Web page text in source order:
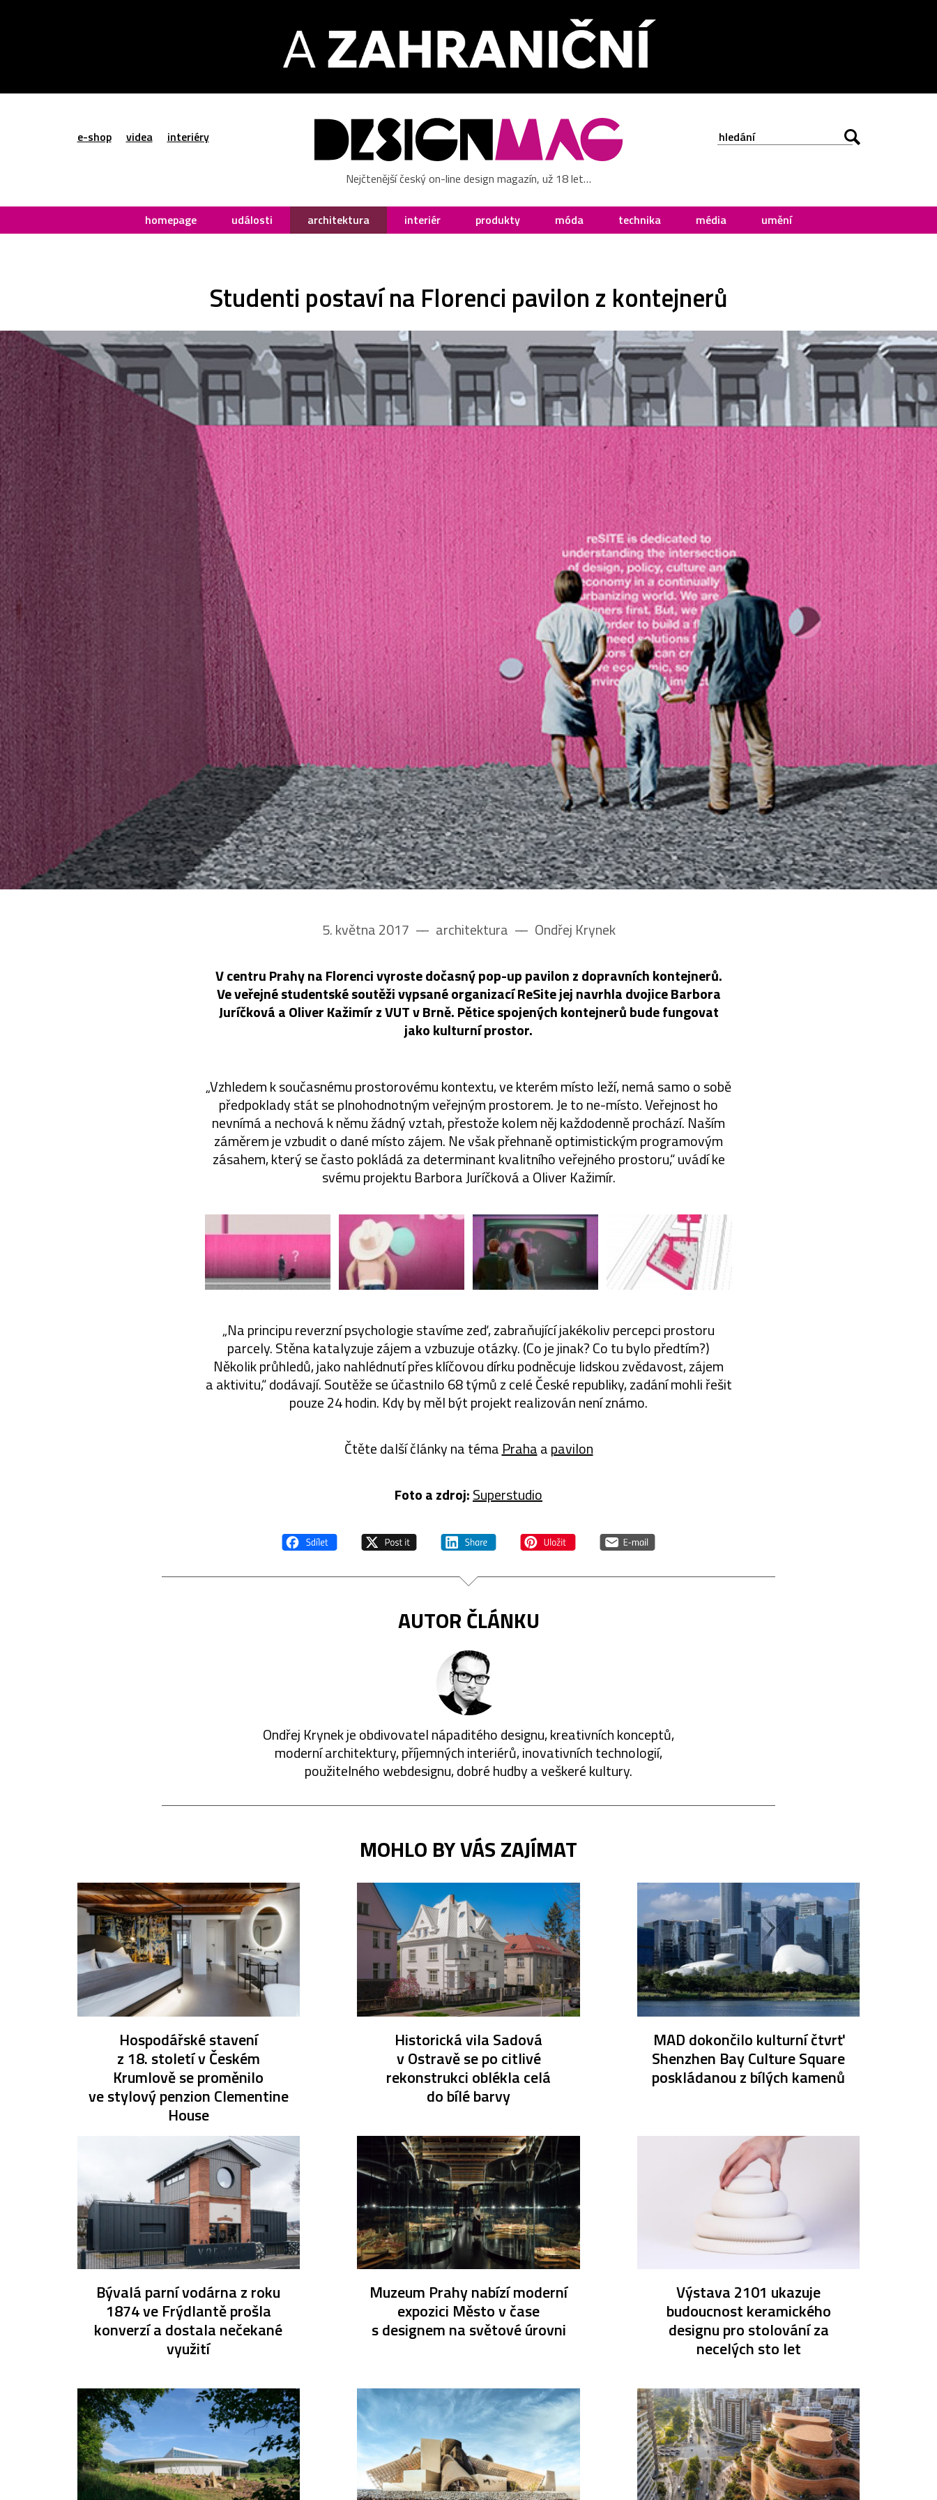
e-shop videa interiéry
Nejčtenější český on-line design magazín, už 18 let…
homepage události architektura interiér produkty móda technika média umění
Studenti postaví na Florenci pavilon z kontejnerů
5. května 2017 –– architektura –– Ondřej Krynek
V centru Prahy na Florenci vyroste dočasný pop-up pavilon z dopravních kontejnerů.
Ve veřejné studentské soutěži vypsané organizací ReSite jej navrhla dvojice Barbora
Juríčková a Oliver Kažimír z VUT v Brně. Pětice spojených kontejnerů bude fungovat
jako kulturní prostor.
„Vzhledem k současnému prostorovému kontextu, ve kterém místo leží, nemá samo o sobě
předpoklady stát se plnohodnotným veřejným prostorem. Je to ne-místo. Veřejnost ho
nevnímá a nechová k němu žádný vztah, přestože kolem něj každodenně prochází. Naším
záměrem je vzbudit o dané místo zájem. Ne však přehnaně optimistickým programovým
zásahem, který se často pokládá za determinant kvalitního veřejného prostoru,“ uvádí ke
svému projektu Barbora Juríčková a Oliver Kažimír.
„Na principu reverzní psychologie stavíme zeď, zabraňující jakékoliv percepci prostoru
parcely. Stěna katalyzuje zájem a vzbuzuje otázky. (Co je jinak? Co tu bylo předtím?)
Několik průhledů, jako nahlédnutí přes klíčovou dírku podněcuje lidskou zvědavost, zájem
a aktivitu,“ dodávají. Soutěže se účastnilo 68 týmů z celé České republiky, zadání mohli řešit
pouze 24 hodin. Kdy by měl být projekt realizován není známo.
Čtěte další články na téma Prahaapavilon
Foto a zdroj:Superstudio
AUTOR ČLÁNKU
Ondřej Krynek je obdivovatel nápaditého designu, kreativních konceptů,
moderní architektury, příjemných interiérů, inovativních technologií,
použitelného webdesignu, dobré hudby a veškeré kultury.
MOHLO BY VÁS ZAJÍMAT
Hospodářské stavení
z 18. století v Českém
Krumlově se proměnilo
ve stylový penzion Clementine
House
Historická vila Sadová
v Ostravě se po citlivé
rekonstrukci oblékla celá
do bílé barvy
MAD dokončilo kulturní čtvrť
Shenzhen Bay Culture Square
poskládanou z bílých kamenů
Bývalá parní vodárna z roku
1874 ve Frýdlantě prošla
konverzí a dostala nečekané
využití
Muzeum Prahy nabízí moderní
expozici Město v čase
s designem na světové úrovni
Výstava 2101 ukazuje
budoucnost keramického
designu pro stolování za
necelých sto let